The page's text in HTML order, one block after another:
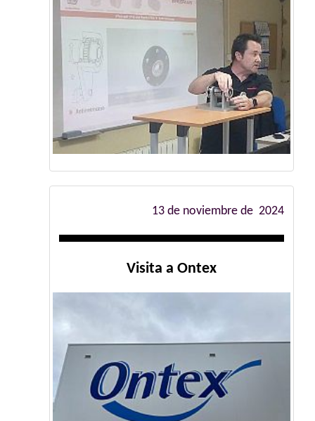
13 de noviembre de 2024
Visita a Ontex